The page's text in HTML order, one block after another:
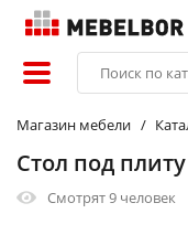
Магазин мебели
Стол под
Смотрят9 человек